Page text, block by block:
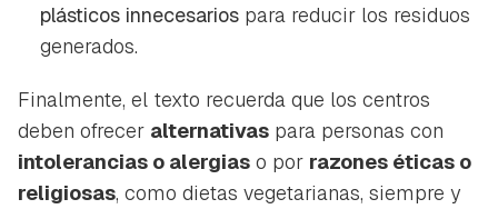
plásticos innecesarios para reducir los residuos
generados.
Finalmente, el texto recuerda que los centros
deben ofrecer alternativas para personas con
intolerancias o alergias o por razones éticas o
religiosas, como dietas vegetarianas, siempre y